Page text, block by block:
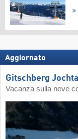
Aggiornato
Gitschberg
Vacanza sulla neve